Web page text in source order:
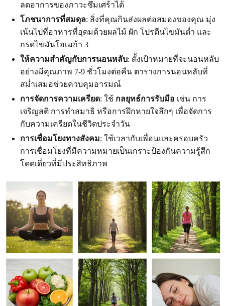
ลดอาการของภาวะซึมเศร้าได้
โภชนาการที่สมดุล: สิ่งที่คุณกินส่งผลต่อสมองของคุณ มุ่ง
เน้นไปที่อาหารที่อุดมด้วยผลไม้ ผัก โปรตีนไขมันต่ำ และ
กรดไขมันโอเมก้า 3
ให้ความสำคัญกับการนอนหลับ: ตั้งเป้าหมายที่จะนอนหลับ
อย่างมีคุณภาพ 7-9 ชั่วโมงต่อคืน ตารางการนอนหลับที่
สม่ำเสมอช่วยควบคุมอารมณ์
การจัดการความเครียด: ใช้ กลยุทธ์การรับมือ เช่น การ
เจริญสติ การทำสมาธิ หรือการฝึกหายใจลึกๆ เพื่อจัดการ
กับความเครียดในชีวิตประจำวัน
การเชื่อมโยงทางสังคม: ใช้เวลากับเพื่อนและครอบครัว
การเชื่อมโยงที่มีความหมายเป็นเกราะป้องกันความรู้สึก
โดดเดี่ยวที่มีประสิทธิภาพ